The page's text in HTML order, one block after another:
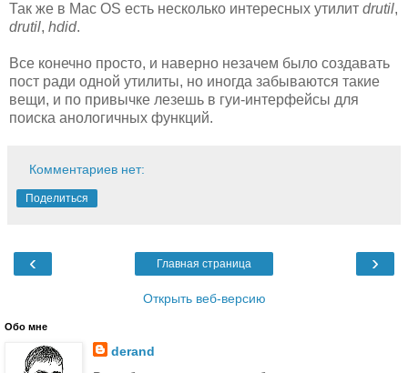
Так же в Mac OS есть несколько интересных утилит drutil,
drutil, hdid.
Все конечно просто, и наверно незачем было создавать
пост ради одной утилиты, но иногда забываются такие
вещи, и по привычке лезешь в гуи-интерфейсы для
поиска анологичных функций.
Комментариев нет:
Поделиться
‹ ›
Главная страница
Открыть веб-версию
Обо мне
derand